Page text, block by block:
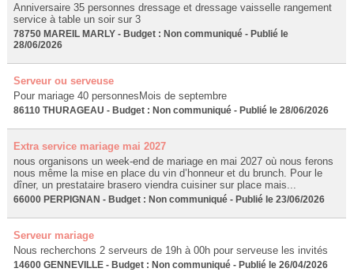
Anniversaire 35 personnes dressage et dressage vaisselle rangement
service à table un soir sur 3
78750 MAREIL MARLY - Budget : Non communiqué - Publié le
28/06/2026
Serveur ou serveuse
Pour mariage 40 personnesMois de septembre
86110 THURAGEAU - Budget : Non communiqué - Publié le 28/06/2026
Extra service mariage mai 2027
nous organisons un week-end de mariage en mai 2027 où nous ferons
nous même la mise en place du vin d’honneur et du brunch. Pour le
dîner, un prestataire brasero viendra cuisiner sur place mais...
66000 PERPIGNAN - Budget : Non communiqué - Publié le 23/06/2026
Serveur mariage
Nous recherchons 2 serveurs de 19h à 00h pour serveuse les invités
14600 GENNEVILLE - Budget : Non communiqué - Publié le 26/04/2026